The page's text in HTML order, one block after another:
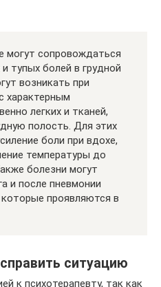
могут сопровождаться
тупых болей в грудной
возникать при
характерным
легких и тканей,
полость. Для этих
боли при вдохе,
температуры до
болезни могут
и после пневмонии
проявляются в
ситуацию
к психотерапевту, так как